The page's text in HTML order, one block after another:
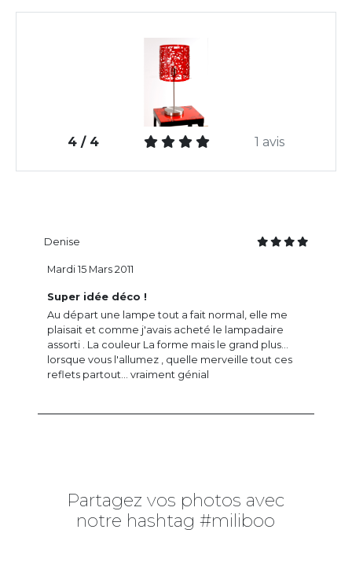
4 / 4 1 avis
Denise
Super idée déco !
Au départ une lampe tout a fait normal, elle me
plaisait et comme j'avais acheté le lampadaire
assorti . La couleur La forme mais le grand plus...
lorsque vous l'allumez , quelle merveille tout ces
reflets partout... vraiment génial
Mardi 15 Mars 2011
Partagez vos photos avec
notre hashtag #miliboo